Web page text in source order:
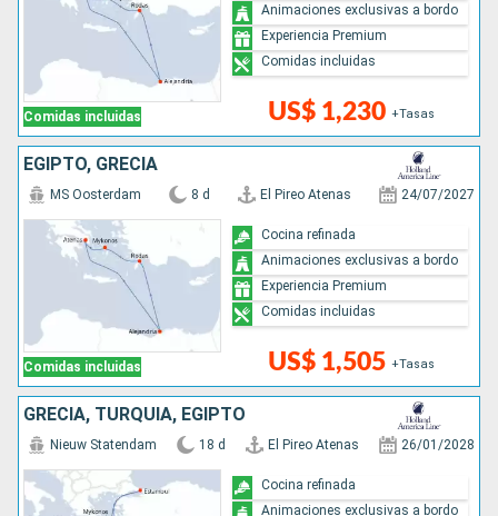
Comidas incluidas US$ 1,230 +Tasas
Animaciones exclusivas a bordo
Experiencia Premium
Comidas incluidas
EGIPTO, GRECIA
Comidas incluidas
MS Oosterdam 8 d El Pireo Atenas 24/07/2027
US$ 1,505 +Tasas
Cocina refinada
Animaciones exclusivas a bordo
Experiencia Premium
Comidas incluidas
GRECIA, TURQUÍA, EGIPTO
Nieuw Statendam 18 d El Pireo Atenas 26/01/2028
Cocina refinada
Animaciones exclusivas a bordo